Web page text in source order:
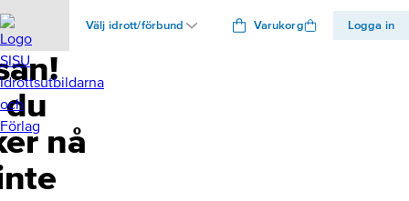
Välj idrott/förbund Varukorg Logga in
nå